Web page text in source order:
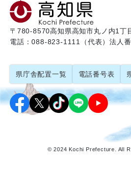
〒780-8570高知県高知市丸ノ内1丁
電話：088-823-1111（代表）法人
県庁舎配置一覧 電話番号表
© 2024 Kochi Prefecture. All